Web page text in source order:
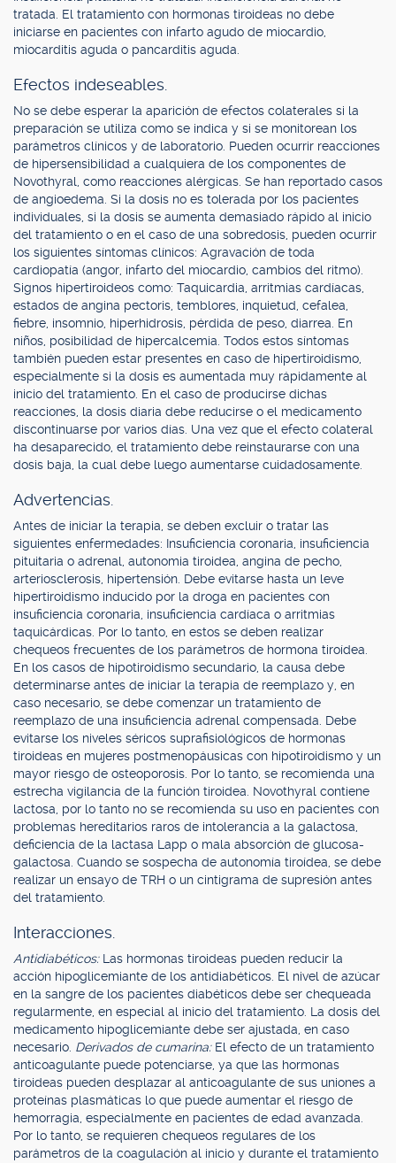
tratada. El tratamiento con hormonas tiroideas no debe
iniciarse en pacientes con infarto agudo de miocardio,
miocarditis aguda o pancarditis aguda.
Efectos indeseables.
No se debe esperar la aparición de efectos colaterales si la
preparación se utiliza como se indica y si se monitorean los
parámetros clínicos y de laboratorio. Pueden ocurrir reacciones
de hipersensibilidad a cualquiera de los componentes de
Novothyral, como reacciones alérgicas. Se han reportado casos
de angioedema. Si la dosis no es tolerada por los pacientes
individuales, si la dosis se aumenta demasiado rápido al inicio
del tratamiento o en el caso de una sobredosis, pueden ocurrir
los siguientes síntomas clínicos: Agravación de toda
cardiopatía (angor, infarto del miocardio, cambios del ritmo).
Signos hipertiroideos como: Taquicardia, arritmias cardíacas,
estados de angina pectoris, temblores, inquietud, cefalea,
fiebre, insomnio, hiperhidrosis, pérdida de peso, diarrea. En
niños, posibilidad de hipercalcemia. Todos estos síntomas
también pueden estar presentes en caso de hipertiroidismo,
especialmente si la dosis es aumentada muy rápidamente al
inicio del tratamiento. En el caso de producirse dichas
reacciones, la dosis diaria debe reducirse o el medicamento
discontinuarse por varios días. Una vez que el efecto colateral
ha desaparecido, el tratamiento debe reinstaurarse con una
dosis baja, la cual debe luego aumentarse cuidadosamente.
Advertencias.
Antes de iniciar la terapia, se deben excluir o tratar las
siguientes enfermedades: Insuficiencia coronaria, insuficiencia
pituitaria o adrenal, autonomia tiroidea, angina de pecho,
arteriosclerosis, hipertensión. Debe evitarse hasta un leve
hipertiroidismo inducido por la droga en pacientes con
insuficiencia coronaria, insuficiencia cardíaca o arritmias
taquicárdicas. Por lo tanto, en estos se deben realizar
chequeos frecuentes de los parámetros de hormona tiroídea.
En los casos de hipotiroidismo secundario, la causa debe
determinarse antes de iniciar la terapia de reemplazo y, en
caso necesario, se debe comenzar un tratamiento de
reemplazo de una insuficiencia adrenal compensada. Debe
evitarse los niveles séricos suprafisiológicos de hormonas
tiroideas en mujeres postmenopáusicas con hipotiroidismo y un
mayor riesgo de osteoporosis. Por lo tanto, se recomienda una
estrecha vigilancia de la función tiroidea. Novothyral contiene
lactosa, por lo tanto no se recomienda su uso en pacientes con
problemas hereditarios raros de intolerancia a la galactosa,
deficiencia de la lactasa Lapp o mala absorción de glucosa-
galactosa. Cuando se sospecha de autonomía tiroídea, se debe
realizar un ensayo de TRH o un cintigrama de supresión antes
del tratamiento.
Interacciones.
Antidiabéticos: Las hormonas tiroideas pueden reducir la
acción hipoglicemiante de los antidiabéticos. El nivel de azúcar
en la sangre de los pacientes diabéticos debe ser chequeada
regularmente, en especial al inicio del tratamiento. La dosis del
medicamento hipoglicemiante debe ser ajustada, en caso
necesario. Derivados de cumarina: El efecto de un tratamiento
anticoagulante puede potenciarse, ya que las hormonas
tiroideas pueden desplazar al anticoagulante de sus uniones a
proteínas plasmáticas lo que puede aumentar el riesgo de
hemorragia, especialmente en pacientes de edad avanzada.
Por lo tanto, se requieren chequeos regulares de los
parámetros de la coagulación al inicio y durante el tratamiento